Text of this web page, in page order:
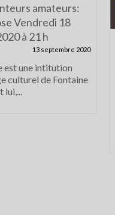
amateurs:
Vendredi 18
à 21 h
13 septembre 2020
est une intitution
culturel de Fontaine
lui,...